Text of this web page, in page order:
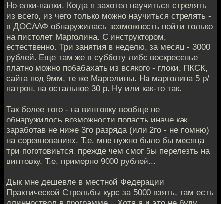
Но елки-палки. Когда я захотел научиться стрелять
из всего, из чего только можно научиться стрелять -
в ДОСААФ обнаружилась возможность пойти только
на пистолет Марголина. С инструктором,
естественно. Три занятия в неделю, за месяц - 3000
рублей. Еще там же в субботу либо воскресенье
платно можно побабахать из всякого - глоки, ПКСК,
сайга под 9мм, те же Марголины. На марголина 5 р/
патрон, на остальное 30 р. Ну или как-то так.
Так более того - на винтовку вообще не
обнаружилось возможности попасть иначе как
заработав не ниже 3го разряда (или 2го - не помню)
на соревнованиях. Т.е. мне нужно было бы месяца
три поготовиьтся, прежде чем смог бы перелезть на
винтовку. Т.е. примерно 9000 рублей...
Дык мне дешевле в местной Федерации
Практической Стрельбы курс за 5000 взять, там есть